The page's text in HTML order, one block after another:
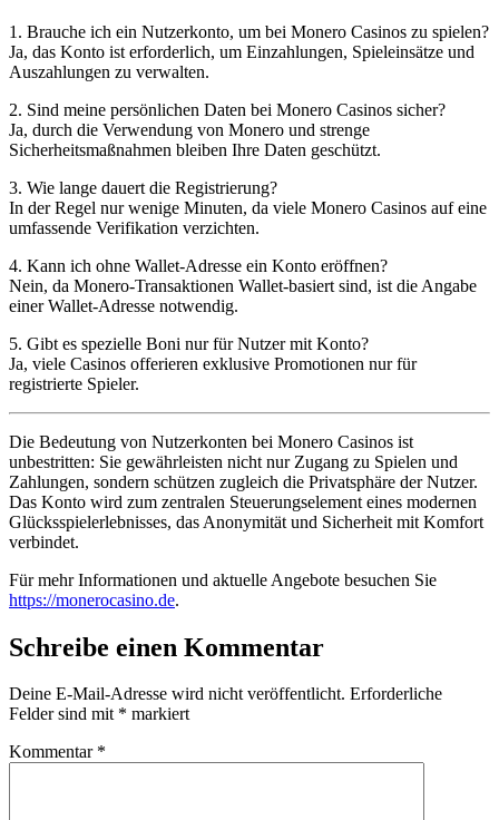
1. Brauche ich ein Nutzerkonto, um bei Monero Casinos zu spielen?
Ja, das Konto ist erforderlich, um Einzahlungen, Spieleinsätze und
Auszahlungen zu verwalten.
2. Sind meine persönlichen Daten bei Monero Casinos sicher?
Ja, durch die Verwendung von Monero und strenge
Sicherheitsmaßnahmen bleiben Ihre Daten geschützt.
3. Wie lange dauert die Registrierung?
In der Regel nur wenige Minuten, da viele Monero Casinos auf eine
umfassende Verifikation verzichten.
4. Kann ich ohne Wallet-Adresse ein Konto eröffnen?
Nein, da Monero-Transaktionen Wallet-basiert sind, ist die Angabe
einer Wallet-Adresse notwendig.
5. Gibt es spezielle Boni nur für Nutzer mit Konto?
Ja, viele Casinos offerieren exklusive Promotionen nur für
registrierte Spieler.
Die Bedeutung von Nutzerkonten bei Monero Casinos ist
unbestritten: Sie gewährleisten nicht nur Zugang zu Spielen und
Zahlungen, sondern schützen zugleich die Privatsphäre der Nutzer.
Das Konto wird zum zentralen Steuerungselement eines modernen
Glücksspielerlebnisses, das Anonymität und Sicherheit mit Komfort
verbindet.
Für mehr Informationen und aktuelle Angebote besuchen Sie
https://monerocasino.de.
Schreibe einen Kommentar
Deine E-Mail-Adresse wird nicht veröffentlicht. Erforderliche
Felder sind mit * markiert
Kommentar *